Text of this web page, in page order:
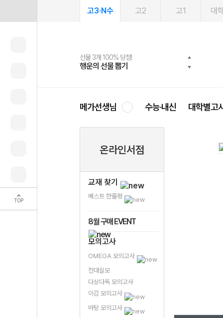
TOP
고3·N수 고2 고1 대
선물 3개 100% 당첨!
행운의 선물 뽑기
선물 100% 증정!
메가스터디 X 올리브
여름방학 스터디 캐시백
메가런 썸머스쿨
2027 러셀 단과
강사 공개선발
스마트러닝앱
설문 EVENT
메가패스
3일 무료 체험권
메가패스 수강생 무료혜택!
메가클럽 멤버십
사회공헌 캠페인
희망이룸 메가나눔
메가선생님 수능·내신 대학별고
온라인서점
교재 찾기
베스트 한줄평
8월 구매 EVENT
모의고사
OMEGA 모의고사
전대실모
다상다독 모의고사
이감 모의고사
바탕 모의고사